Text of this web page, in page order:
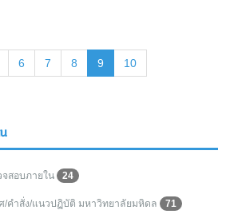
6 7 8 9 (current)
10
สอบภายใน 24
/คำสั่ง/แนวปฏิบัติ มหาวิทยาลัยมหิดล 71